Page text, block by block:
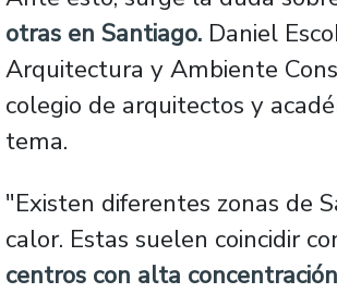
otras en Santiago. Daniel
Arquitectura y Ambiente
colegio de arquitectos y
tema.
"Existen diferentes zonas de
calor. Estas suelen coincidir
centros con alta